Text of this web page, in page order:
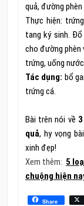
quả, đường
Thực hiện:
tang ký sinh.
cho đường phèn
trứng, uống
Tác dụng: bổ
trứng cá.
Bài trên nói về
quả, hy vọng
xinh đẹp!
Xem thêm: 5
chuộng hiện
Share